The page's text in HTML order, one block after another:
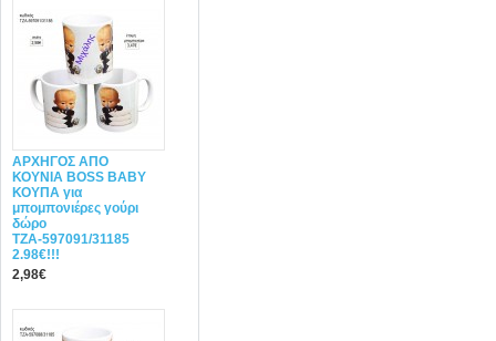
ΑΡΧΗΓΟΣ ΑΠΟ
ΚΟΥΝΙΑ BOSS BABY
ΚΟΥΠΑ για
μπομπονιέρες γούρι
δώρο
ΤΖΑ-597091/31185
2.98€!!!
2,98€